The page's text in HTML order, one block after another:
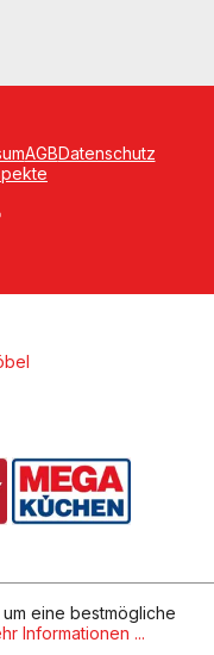
AGBDatenschutz
eine bestmögliche
Informationen ...